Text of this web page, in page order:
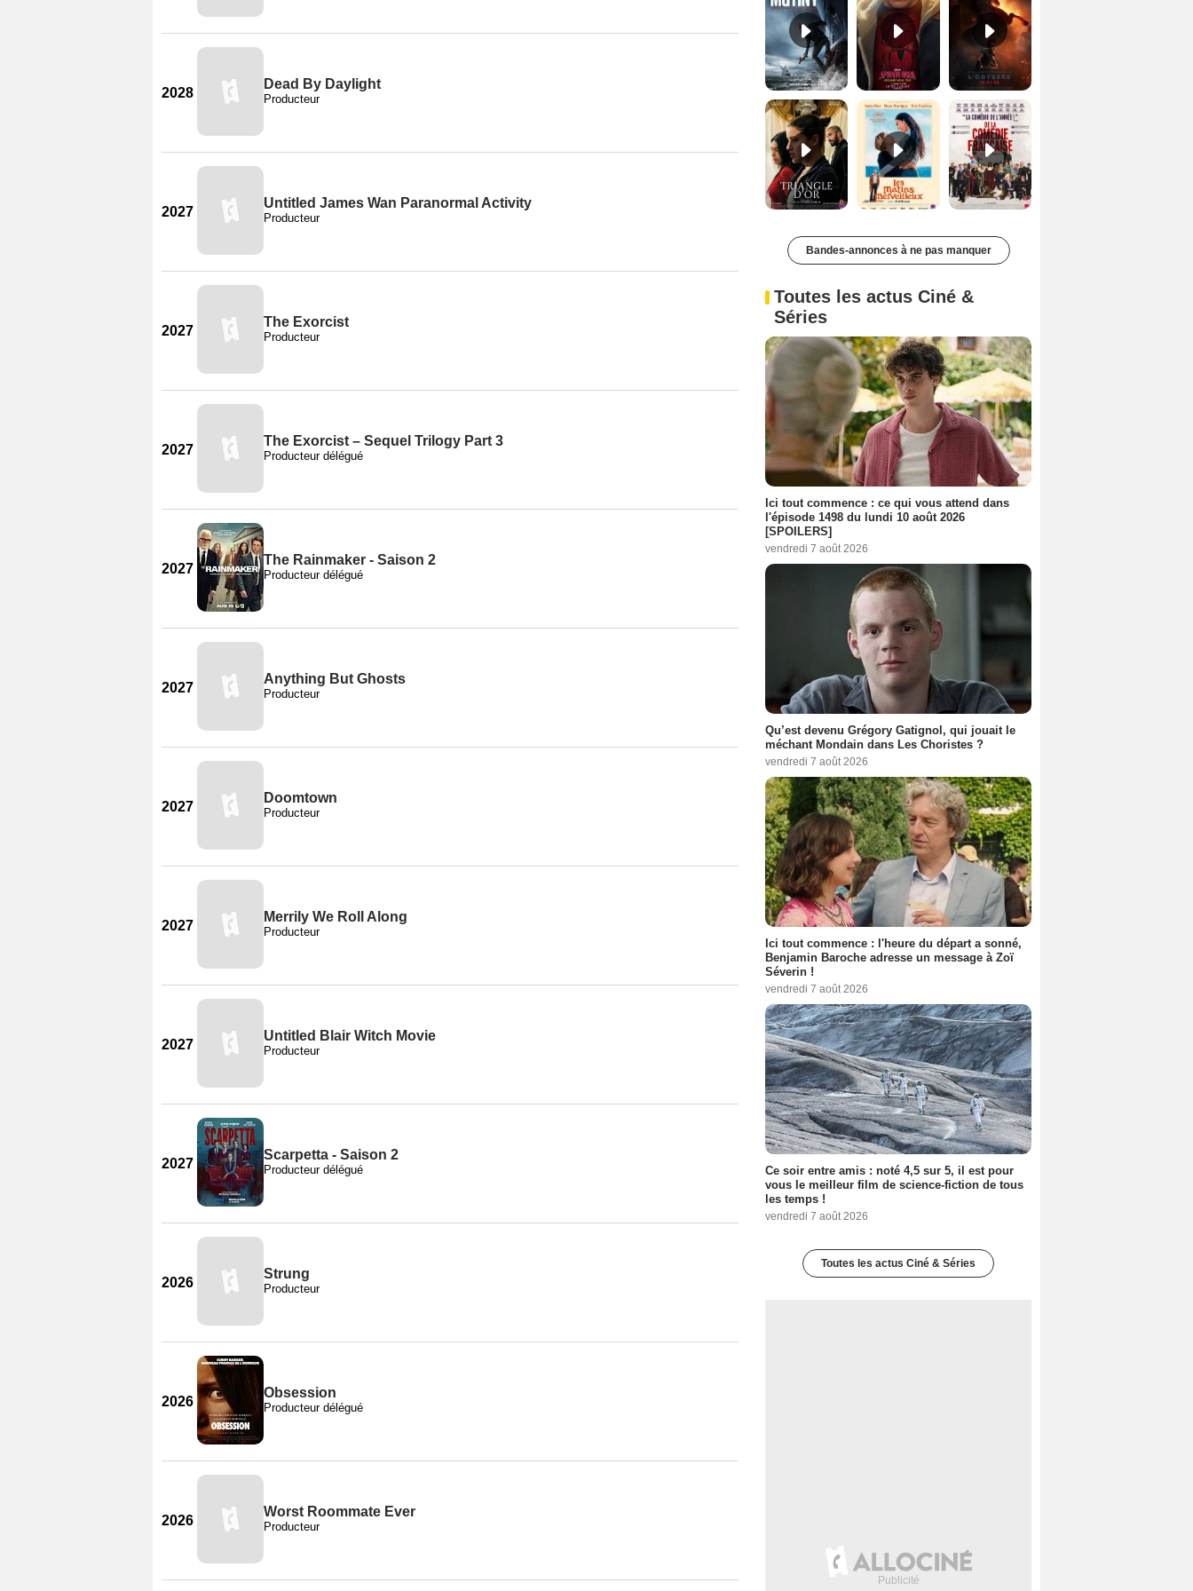
2028
Dead By Daylight
Producteur
2027
Untitled James Wan Paranormal Activity
Producteur
2027
The Exorcist
Producteur
2027
The Exorcist – Sequel Trilogy Part 3
Producteur délégué
2027
The Rainmaker - Saison 2
Producteur délégué
2027
Anything But Ghosts
Producteur
2027
Doomtown
Producteur
2027
Merrily We Roll Along
Producteur
2027
Untitled Blair Witch Movie
Producteur
2027
Scarpetta - Saison 2
Producteur délégué
2026
Strung
Producteur
2026
Obsession
Producteur délégué
2026
Worst Roommate Ever
Producteur
Le Triangle d'or Bande-annonce VF De la Comédie-Française Teaser VF
Bandes-annonces à ne pas manquer
Toutes les actus Ciné &
Séries
Ici tout commence : ce qui vous attend dans
l'épisode 1498 du lundi 10 août 2026
[SPOILERS]
vendredi 7 août 2026
Qu’est devenu Grégory Gatignol, qui jouait le
méchant Mondain dans Les Choristes ?
vendredi 7 août 2026
Ici tout commence : l'heure du départ a sonné,
Benjamin Baroche adresse un message à Zoï
Séverin !
vendredi 7 août 2026
Ce soir entre amis : noté 4,5 sur 5, il est pour
vous le meilleur film de science-fiction de tous
les temps !
vendredi 7 août 2026
Toutes les actus Ciné & Séries